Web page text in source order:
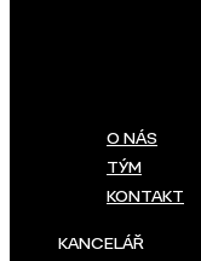
O NÁS
TÝM
KONTAKT
KANCELÁŘ